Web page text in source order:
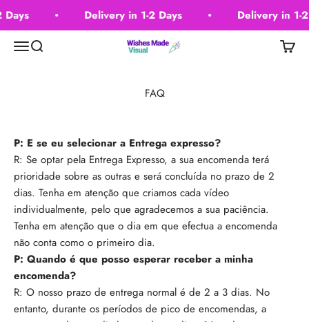
Skip to content
Days Delivery in 1-2 Days Delivery in 1-
MenuSearch Wishes Made Visual Cart
FAQ
P: E se eu selecionar a Entrega expresso?
R: Se optar pela Entrega Expresso, a sua encomenda terá
prioridade sobre as outras e será concluída no prazo de 2
dias. Tenha em atenção que criamos cada vídeo
individualmente, pelo que agradecemos a sua paciência.
Tenha em atenção que o dia em que efectua a encomenda
não conta como o primeiro dia.
P: Quando é que posso esperar receber a minha
encomenda?
R: O nosso prazo de entrega normal é de 2 a 3 dias. No
entanto, durante os períodos de pico de encomendas, a